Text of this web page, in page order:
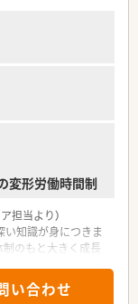
万円から600万円
。
調整により夏季や年
す。
ど、多彩な福利厚生
です。
変形労働時間制
担当より）
い知識が身につきま
のもと大きく成長
い合わせ